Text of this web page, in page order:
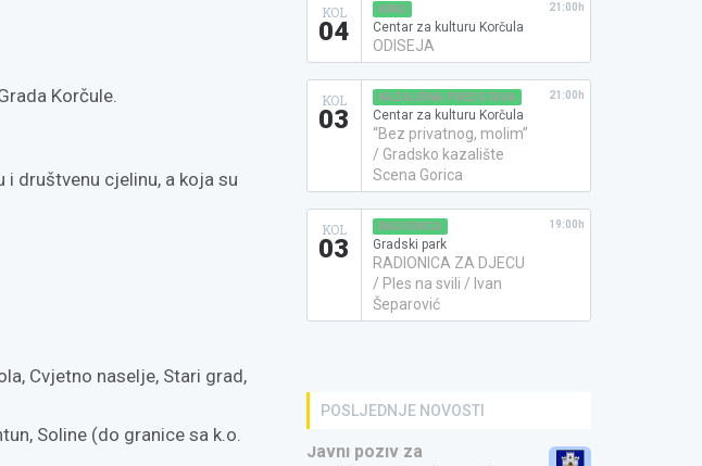
Korčule.
društvenu cjelinu, a koja su
Cvjetno naselje, Stari grad,
Soline (do granice sa k.o.
KOL
04
KINO
Centar za kulturu Korčula
ODISEJA
21:00h
KOL
03
KAZALIŠNA PREDSTAVA
Centar za kulturu Korčula
“Bez privatnog, molim”
/ Gradsko kazalište
Scena Gorica
21:00h
KOL
03
RADIONICA
Gradski park
RADIONICA ZA DJECU
/ Ples na svili / Ivan
Šeparović
19:00h
POSLJEDNJE NOVOSTI
Javni poziv za